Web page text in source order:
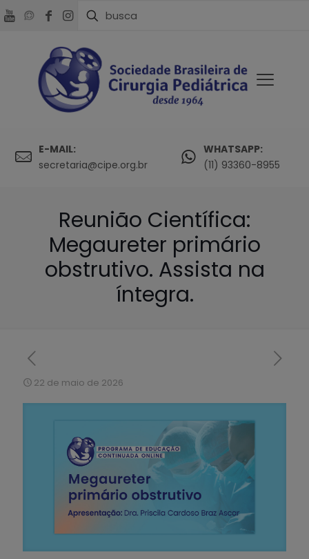
E-MAIL:
secretaria@cipe.org.br
WHATSAPP:
(11) 93360-8955
Reunião Científica:
Megaureter primário
obstrutivo. Assista na
íntegra.
22 de maio de 2026